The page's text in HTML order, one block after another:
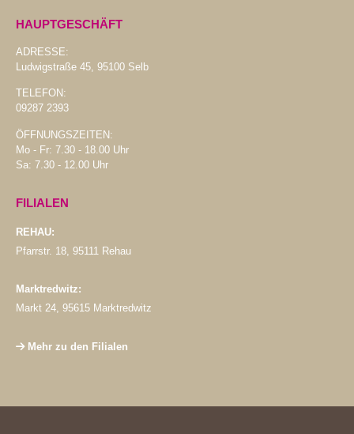
HAUPTGESCHÄFT
ADRESSE:
Ludwigstraße 45, 95100 Selb
TELEFON:
09287 2393
ÖFFNUNGSZEITEN:
Mo - Fr: 7.30 - 18.00 Uhr
Sa: 7.30 - 12.00 Uhr
FILIALEN
REHAU:
Pfarrstr. 18, 95111 Rehau
Marktredwitz:
Markt 24, 95615 Marktredwitz
Mehr zu den Filialen